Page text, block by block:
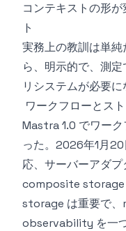
コンテキストの形
ト
実務上の教訓は単
ら、明示的で、測
リシステムが必要に
ワークフローとス
Mastra 1.0 でワー
った。2026年1月
応、サーバーアダ
composite storage
storage は重要で
observability を一